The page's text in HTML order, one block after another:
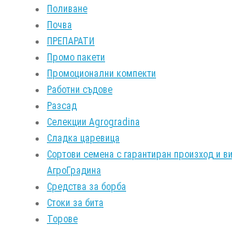
Поливане
Почва
ПРЕПАРАТИ
Промо пакети
Промоционални компекти
Работни съдове
Разсад
Селекции Agrogradina
Сладка царевица
Сортови семена с гарантиран произход и
АгроГрадина
Средства за борба
Стоки за бита
Торове